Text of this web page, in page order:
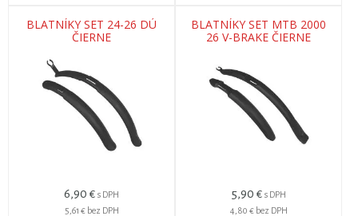
BLATNÍKY SET 24-26 DÚ
ČIERNE
6,90 € s DPH
5,61 € bez DPH
BLATNÍKY SET MTB 2000
26 V-BRAKE ČIERNE
5,90 € s DPH
4,80 € bez DPH